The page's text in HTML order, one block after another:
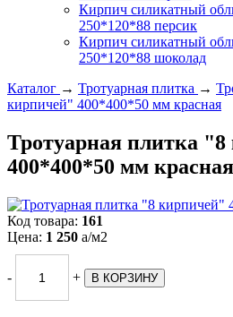
Кирпич силикатный
250*120*88 персик
Кирпич силикатный
250*120*88 шоколад
Каталог → Тротуарная плитка →
кирпичей" 400*400*50 мм красная
Тротуарная плитка
400*400*50 мм красная
Код товара: 161
Цена: 1 250 a/м2
- +